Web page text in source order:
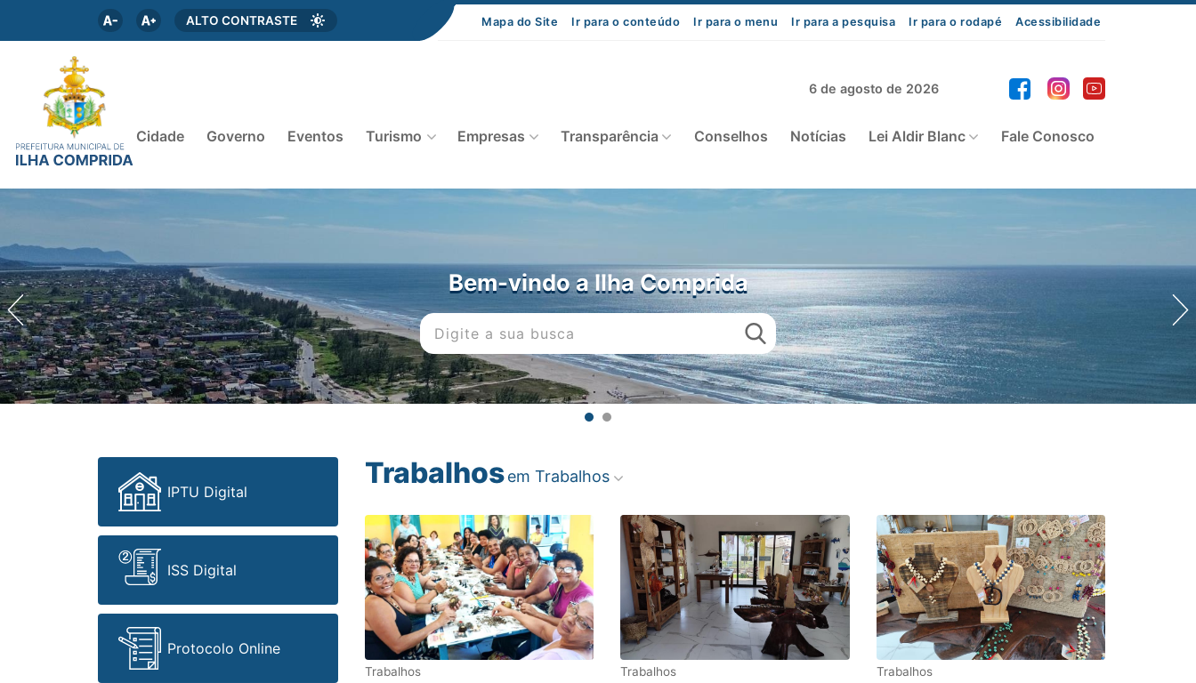
ALTO CONTRASTE Mapa do Site Ir para o conteúdo Ir para o menu Ir para a pesquisa Ir para o rodapé Acessibilidade
6 de agosto de 2026
Cidade Governo Eventos Turismo Empresas Transparência Conselhos Notícias Lei Aldir Blanc Fale Conosco
Bem-vindo a Ilha Comprida
IPTU Digital
ISS Digital
Protocolo Online
Trabalhos em Trabalhos
Trabalhos Trabalhos Trabalhos